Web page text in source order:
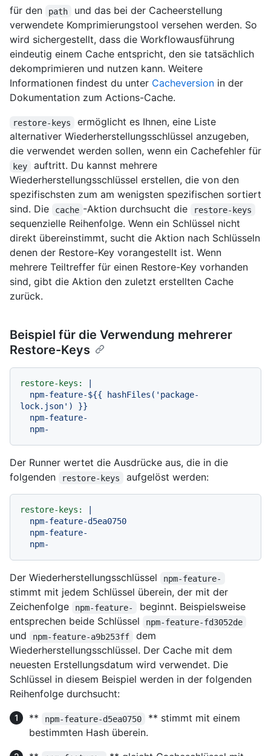
für den
path
und das bei der Cacheerstellung
verwendete Komprimierungstool versehen werden. So
wird sichergestellt, dass die Workflowausführung
eindeutig einem Cache entspricht, den sie tatsächlich
dekomprimieren und nutzen kann. Weitere
Informationen findest du unter Cacheversion in der
Dokumentation zum Actions-Cache.
restore-keys
ermöglicht es Ihnen, eine Liste
alternativer Wiederherstellungsschlüssel anzugeben,
die verwendet werden sollen, wenn ein Cachefehler für
key
auftritt. Du kannst mehrere
Wiederherstellungsschlüssel erstellen, die von den
spezifischsten zum am wenigsten spezifischen sortiert
sind. Die
cache -Aktion durchsucht die restore-keys
sequenzielle Reihenfolge. Wenn ein Schlüssel nicht
direkt übereinstimmt, sucht die Aktion nach Schlüsseln
denen der Restore-Key vorangestellt ist. Wenn
mehrere Teiltreffer für einen Restore-Key vorhanden
sind, gibt die Aktion den zuletzt erstellten Cache
zurück.
Beispiel für die Verwendung mehrerer
Restore-Keys
restore-keys:
lock.json') }}
Der Runner wertet die Ausdrücke aus, die in die
folgenden
restore-keys aufgelöst werden:
restore-keys:
Der Wiederherstellungsschlüssel npm-feature-
stimmt mit jedem Schlüssel überein, der mit der
Zeichenfolge
npm-feature-
beginnt. Beispielsweise
entsprechen beide Schlüssel
npm-feature-fd3052de
und npm-feature-a9b253ff
dem
Wiederherstellungsschlüssel. Der Cache mit dem
neuesten Erstellungsdatum wird verwendet. Die
Schlüssel in diesem Beispiel werden in der folgenden
Reihenfolge durchsucht:
**
npm-feature-d5ea0750
** stimmt mit einem
bestimmten Hash überein.